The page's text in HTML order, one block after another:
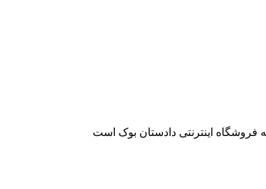
اینترنتی دادستان بوک است